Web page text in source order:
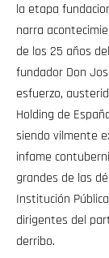
la etapa
narra
de los 25 años
fundador Don
esfuerzo,
Holding de
siendo vilmente
infame
grandes de las
Institución
dirigentes del
derribo.